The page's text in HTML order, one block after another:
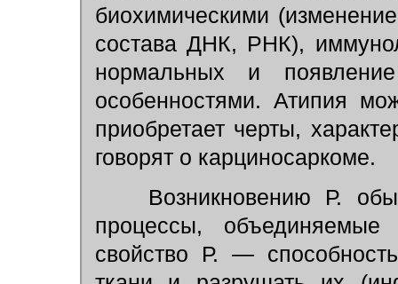
биохимическими
состава ДНК, РНК),
нормальных и
особенностями. Атипия
приобретает черты,
говорят о карциносаркоме.
Возникновению Р.
процессы,
свойство Р. —